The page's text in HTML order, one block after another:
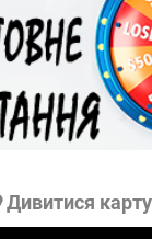
Дивитися карту